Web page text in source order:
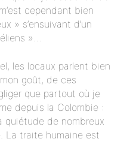
cependant bien
» s’ensuivant d’un
»…
les locaux parlent bien
goût, de ces
que partout où je
depuis la Colombie :
quiétude de nombreux
La traite humaine est